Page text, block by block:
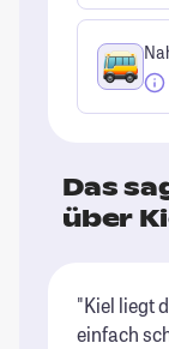
Das
über
"Kiel liegt
einfach